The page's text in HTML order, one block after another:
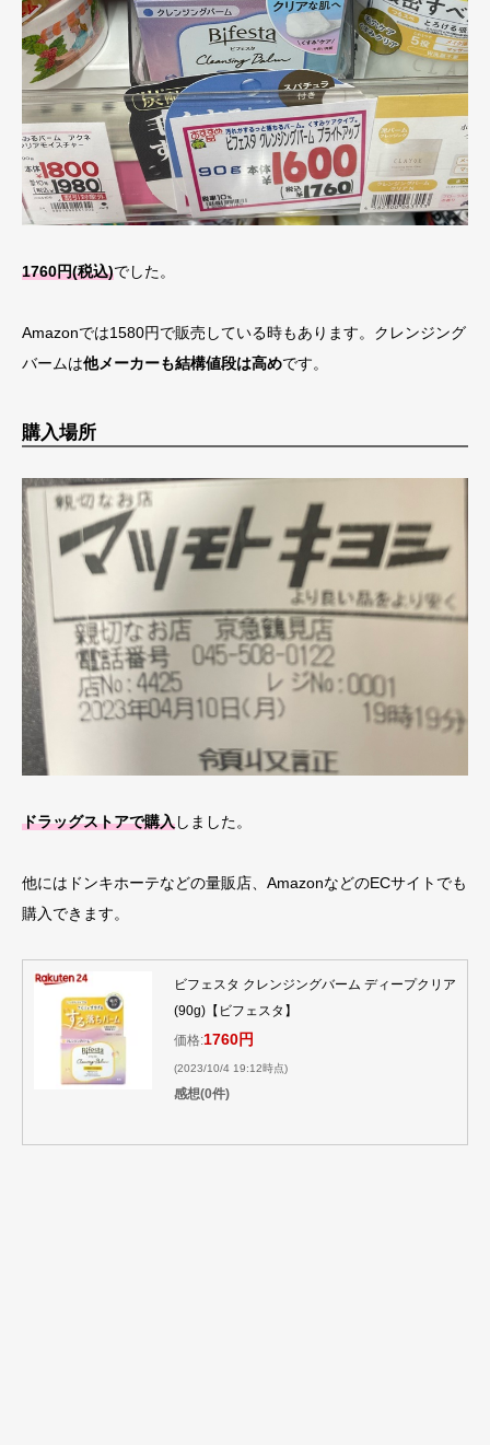
1760円(税込)でした。
Amazonでは1580円で販売している時もあります。クレンジング
バームは他メーカーも結構値段は高めです。
購入場所
ドラッグストアで購入しました。
他にはドンキホーテなどの量販店、AmazonなどのECサイトでも
購入できます。
ビフェスタ クレンジングバーム ディープクリア
(90g)【ビフェスタ】
価格:1760円
(2023/10/4 19:12時点)
感想(0件)